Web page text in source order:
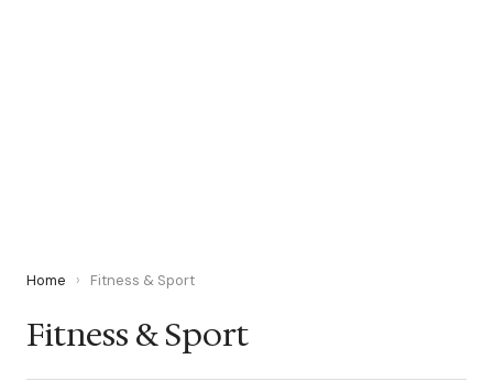
Home › Fitness & Sport
Fitness & Sport